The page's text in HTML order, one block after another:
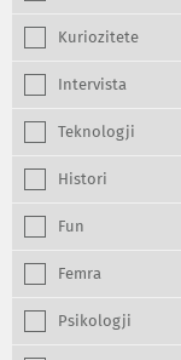
Kuriozitete
Intervista
Teknologji
Histori
Fun
Femra
Psikologji